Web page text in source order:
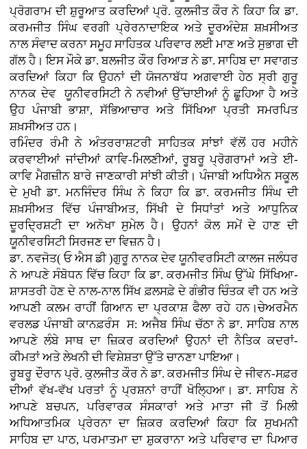
ਪ੍ਰੋਗਰਾਮ ਦੀ ਸ਼ੁਰੂਆਤ ਕਰਦਿਆਂ ਪ੍ਰੋ. ਕੁਲਜੀਤ ਕੌਰ ਨੇ ਕਿਹਾ ਕਿ ਡਾ.
ਕਰਮਜੀਤ ਸਿੰਘ ਵਰਗੀ ਪ੍ਰੇਰਨਾਦਾਇਕ ਅਤੇ ਦੂਰਅੰਦੇਸ਼ ਸ਼ਖ਼ਸੀਅਤ
ਨਾਲ ਸੰਵਾਦ ਕਰਨਾ ਸਮੂਹ ਸਾਹਿਤਕ ਪਰਿਵਾਰ ਲਈ ਮਾਣ ਅਤੇ ਸੁਭਾਗ ਦੀ
ਗੱਲ ਹੈ। ਇਸ ਮੌਕੇ ਡਾ. ਬਲਜੀਤ ਕੌਰ ਰਿਆੜ ਨੇ ਡਾ. ਸਾਹਿਬ ਦਾ ਸਵਾਗਤ
ਕਰਦਿਆਂ ਕਿਹਾ ਕਿ ਉਹਨਾਂ ਦੀ ਯੋਜਨਾਬੱਧ ਅਗਵਾਈ ਹੇਠ ਸ੍ਰੀ ਗੁਰੂ
ਨਾਨਕ ਦੇਵ ਯੂਨੀਵਰਸਿਟੀ ਨੇ ਨਵੀਆਂ ਉੱਚਾਈਆਂ ਨੂੰ ਛੂਹਿਆ ਹੈ ਅਤੇ
ਉਹ ਪੰਜਾਬੀ ਭਾਸ਼ਾ, ਸੱਭਿਆਚਾਰ ਅਤੇ ਸਿੱਖਿਆ ਪ੍ਰਤੀ ਸਮਰਪਿਤ
ਸ਼ਖ਼ਸੀਅਤ ਹਨ।
ਰਮਿੰਦਰ ਰੰਮੀ ਨੇ ਅੰਤਰਰਾਸ਼ਟਰੀ ਸਾਹਿਤਕ ਸਾਂਝਾਂ ਵੱਲੋਂ ਹਰ ਮਹੀਨੇ
ਕਰਵਾਈਆਂ ਜਾਂਦੀਆਂ ਕਾਵਿ-ਮਿਲਣੀਆਂ, ਰੂਬਰੂ ਪ੍ਰੋਗਰਾਮਾਂ ਅਤੇ ਈ-
ਕਾਵਿ ਮੈਗਜ਼ੀਨ ਬਾਰੇ ਜਾਣਕਾਰੀ ਸਾਂਝੀ ਕੀਤੀ। ਪੰਜਾਬੀ ਅਧਿਐਨ ਸਕੂਲ
ਦੇ ਮੁਖੀ ਡਾ. ਮਨਜਿੰਦਰ ਸਿੰਘ ਨੇ ਕਿਹਾ ਕਿ ਡਾ. ਕਰਮਜੀਤ ਸਿੰਘ ਦੀ
ਸ਼ਖ਼ਸੀਅਤ ਵਿੱਚ ਪੰਜਾਬੀਅਤ, ਸਿੱਖੀ ਦੇ ਸਿਧਾਂਤਾਂ ਅਤੇ ਆਧੁਨਿਕ
ਦੂਰਦ੍ਰਿਸ਼ਟੀ ਦਾ ਅਨੋਖਾ ਸੁਮੇਲ ਹੈ। ਉਹਨਾਂ ਕੋਲ ਸਮੇਂ ਦੇ ਹਾਣ ਦੀ
ਯੂਨੀਵਰਸਿਟੀ ਸਿਰਜਣ ਦਾ ਵਿਜ਼ਨ ਹੈ।
ਡਾ. ਨਵਜੋਤ( ਓ ਐਸ ਡੀ )ਗੁਰੂ ਨਾਨਕ ਦੇਵ ਯੂਨੀਵਰਸਿਟੀ ਕਾਲਜ ਜਲੰਧਰ
ਨੇ ਆਪਣੇ ਸੰਬੋਧਨ ਵਿੱਚ ਕਿਹਾ ਕਿ ਡਾ. ਕਰਮਜੀਤ ਸਿੰਘ ਉੱਘੇ ਸਿੱਖਿਆ-
ਸ਼ਾਸਤਰੀ ਹੋਣ ਦੇ ਨਾਲ-ਨਾਲ ਸਿੱਖ ਫ਼ਲਸਫ਼ੇ ਦੇ ਗੰਭੀਰ ਚਿੰਤਕ ਵੀ ਹਨ ਅਤੇ
ਆਪਣੀ ਕਲਮ ਰਾਹੀਂ ਗਿਆਨ ਦਾ ਪ੍ਰਕਾਸ਼ ਫੈਲਾ ਰਹੇ ਹਨ।ਚੇਅਰਮੈਨ
ਵਰਲਡ ਪੰਜਾਬੀ ਕਾਨਫ਼ਰੰਸ ਸ: ਅਜੈਬ ਸਿੰਘ ਚੱਠਾ ਨੇ ਡਾ. ਸਾਹਿਬ ਨਾਲ
ਆਪਣੇ ਲੰਬੇ ਸਾਥ ਦਾ ਜ਼ਿਕਰ ਕਰਦਿਆਂ ਉਹਨਾਂ ਦੀ ਨੈਤਿਕ ਕਦਰਾਂ-
ਕੀਮਤਾਂ ਅਤੇ ਲੇਖਨੀ ਦੀ ਵਿਸ਼ੇਸ਼ਤਾ ਉੱਤੇ ਚਾਨਣਾ ਪਾਇਆ।
ਰੂਬਰੂ ਦੌਰਾਨ ਪ੍ਰੋ. ਕੁਲਜੀਤ ਕੌਰ ਨੇ ਡਾ. ਕਰਮਜੀਤ ਸਿੰਘ ਦੇ ਜੀਵਨ-ਸਫ਼ਰ
ਦੀਆਂ ਵੱਖ-ਵੱਖ ਪਰਤਾਂ ਨੂੰ ਪ੍ਰਸ਼ਨਾਂ ਰਾਹੀਂ ਖੋਲ੍ਹਿਆ। ਡਾ. ਸਾਹਿਬ ਨੇ
ਆਪਣੇ ਬਚਪਨ, ਪਰਿਵਾਰਕ ਸੰਸਕਾਰਾਂ ਅਤੇ ਮਾਤਾ ਜੀ ਤੋਂ ਮਿਲੀ
ਅਧਿਆਤਮਿਕ ਪ੍ਰੇਰਨਾ ਦਾ ਜ਼ਿਕਰ ਕਰਦਿਆਂ ਕਿਹਾ ਕਿ ਸੁਖਮਨੀ
ਸਾਹਿਬ ਦਾ ਪਾਠ, ਪਰਮਾਤਮਾ ਦਾ ਸ਼ੁਕਰਾਨਾ ਅਤੇ ਪਰਿਵਾਰ ਦਾ ਪਿਆਰ